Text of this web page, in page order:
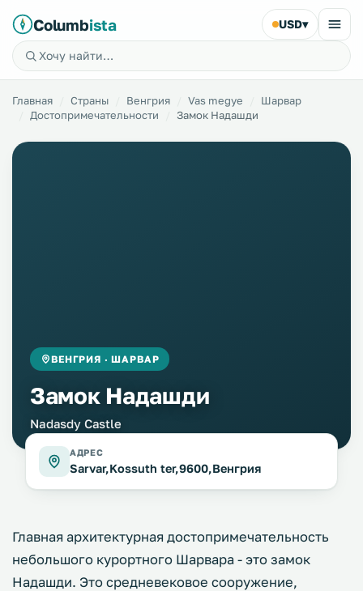
Columbista USD▾
Главная Страны Венгрия Vas megye
Шарвар
Достопримечательности
Замок Надашди
ВЕНГРИЯ · ШАРВАР
Замок Надашди
Nadasdy Castle
АДРЕС
Sarvar,Kossuth ter,9600,Венгрия
Главная архитектурная достопримечательность
небольшого курортного Шарвара - это замок
Надашди. Это средневековое сооружение,